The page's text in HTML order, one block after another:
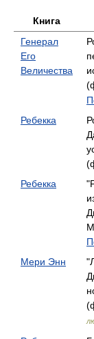
Книга
Генерал
Его
Величества
Ребекка
Ребекка
Мери Энн